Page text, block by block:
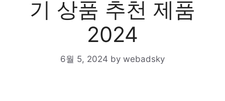
기 상품 추천 제품
2024
6월 5, 2024 by webadsky